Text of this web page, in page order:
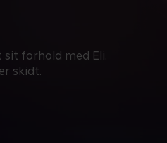
sit forhold med Eli.
skidt.